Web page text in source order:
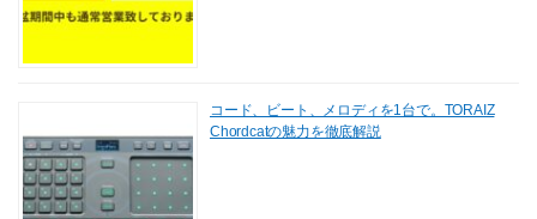
コード、ビート、メロディを1台で。TORAIZ
Chordcatの魅力を徹底解説